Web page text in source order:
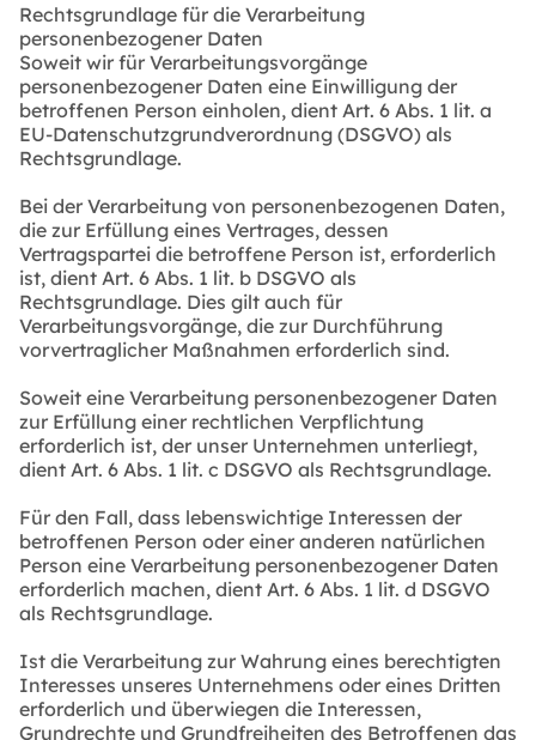
Rechtsgrundlage für die Verarbeitung
personenbezogener Daten
Soweit wir für Verarbeitungsvorgänge
personenbezogener Daten eine Einwilligung der
betroffenen Person einholen, dient Art. 6 Abs. 1 lit. a
EU-Datenschutzgrundverordnung (DSGVO) als
Rechtsgrundlage.
Bei der Verarbeitung von personenbezogenen Daten,
die zur Erfüllung eines Vertrages, dessen
Vertragspartei die betroffene Person ist, erforderlich
ist, dient Art. 6 Abs. 1 lit. b DSGVO als
Rechtsgrundlage. Dies gilt auch für
Verarbeitungsvorgänge, die zur Durchführung
vorvertraglicher Maßnahmen erforderlich sind.
Soweit eine Verarbeitung personenbezogener Daten
zur Erfüllung einer rechtlichen Verpflichtung
erforderlich ist, der unser Unternehmen unterliegt,
dient Art. 6 Abs. 1 lit. c DSGVO als Rechtsgrundlage.
Für den Fall, dass lebenswichtige Interessen der
betroffenen Person oder einer anderen natürlichen
Person eine Verarbeitung personenbezogener Daten
erforderlich machen, dient Art. 6 Abs. 1 lit. d DSGVO
als Rechtsgrundlage.
Ist die Verarbeitung zur Wahrung eines berechtigten
Interesses unseres Unternehmens oder eines Dritten
erforderlich und überwiegen die Interessen,
Grundrechte und Grundfreiheiten des Betroffenen das